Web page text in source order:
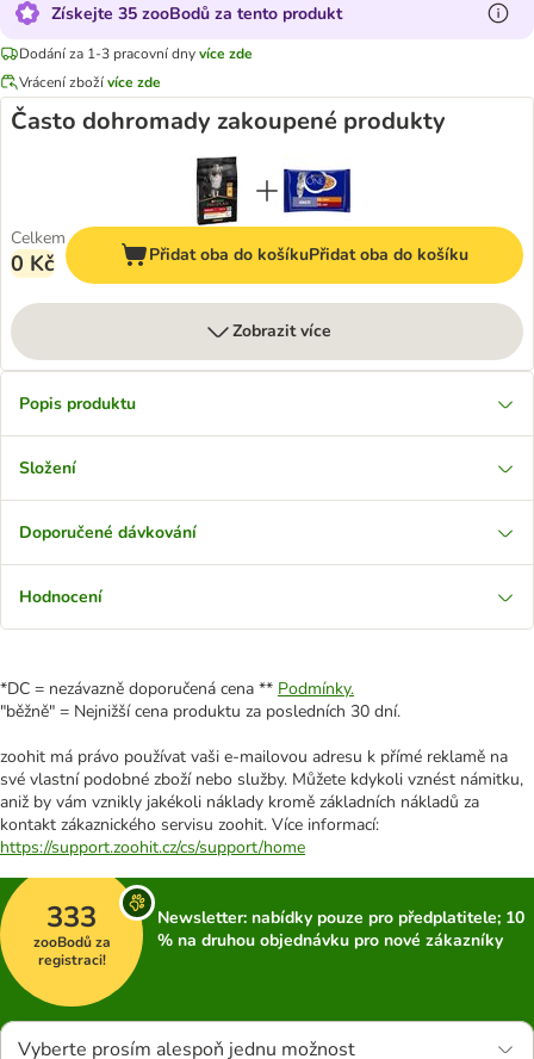
Získejte 35 zooBodů za tento produkt
Dodání za 1-3 pracovní dnyvíce zde
Vrácení zbožívíce zde
Často dohromady zakoupené produkty
Celkem
0 Kč Přidat oba do košíkuPřidat oba do košíku
Zobrazit více
Popis produktu
Složení
Doporučené dávkování
Hodnocení
*DC = nezávazně doporučená cena ** Podmínky.
"běžně" = Nejnižší cena produktu za posledních 30 dní.
zoohit má právo používat vaši e-mailovou adresu k přímé reklamě na
své vlastní podobné zboží nebo služby. Můžete kdykoli vznést námitku,
aniž by vám vznikly jakékoli náklady kromě základních nákladů za
kontakt zákaznického servisu zoohit. Více informací:
https://support.zoohit.cz/cs/support/home
333
zooBodů za
registraci!
Newsletter: nabídky pouze pro předplatitele; 10
% na druhou objednávku pro nové zákazníky
Vyberte prosím alespoň jednu možnost